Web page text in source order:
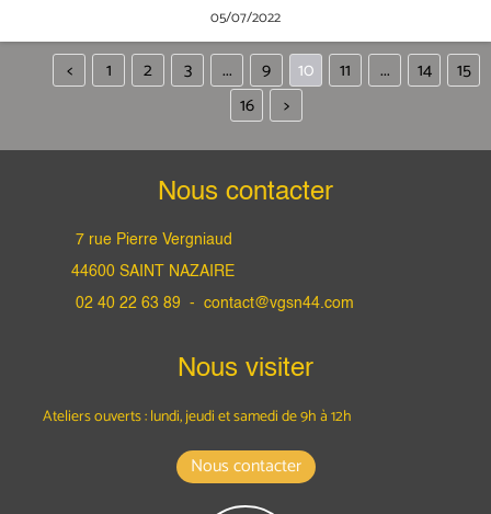
05/07/2022
< 1 2 3 ... 9 10 11 ... 14
15
16
>
Nous contacter
7 rue Pierre Vergniaud
44600 SAINT NAZAIRE
02 40 22 63 89 - contact@vgsn44.com
Nous visiter
Ateliers ouverts : lundi, jeudi et samedide 9h à 12h
Nous contacter